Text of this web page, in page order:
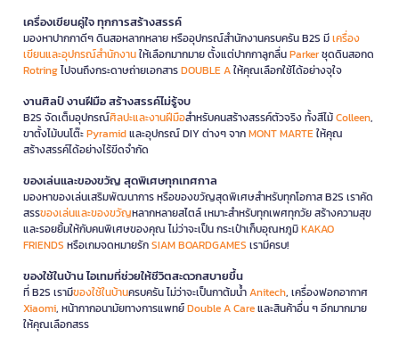
เครื่องเขียนคู่ใจ ทุกการสร้างสรรค์
มองหาปากกาดีๆ ดินสอหลากหลาย หรืออุปกรณ์สำนักงานครบครัน B2S มีเครื่อง
เขียนและอุปกรณ์สำนักงานให้เลือกมากมาย ตั้งแต่ปากกาลูกลื่นParkerชุดดินสอกด
Rotringไปจนถึงกระดาษถ่ายเอกสารDOUBLE Aให้คุณเลือกใช้ได้อย่างจุใจ
งานศิลป์ งานฝีมือ สร้างสรรค์ไม่รู้จบ
B2S จัดเต็มอุปกรณ์ศิลปะและงานฝีมือสำหรับคนสร้างสรรค์ตัวจริง ทั้งสีไม้Colleen,
ขาตั้งไม้บนโต๊ะPyramidและอุปกรณ์ DIY ต่างๆ จากMONT MARTEให้คุณ
สร้างสรรค์ได้อย่างไร้ขีดจำกัด
ของเล่นและของขวัญ สุดพิเศษทุกเทศกาล
มองหาของเล่นเสริมพัฒนาการ หรือของขวัญสุดพิเศษสำหรับทุกโอกาส B2S เราคัด
สรรของเล่นและของขวัญหลากหลายสไตล์ เหมาะสำหรับทุกเพศทุกวัย สร้างความสุข
และรอยยิ้มให้กับคนพิเศษของคุณ ไม่ว่าจะเป็น กระเป๋าเก็บอุณหภูมิKAKAO
FRIENDS หรือเกมจดหมายรักSIAM BOARDGAMES เรามีครบ!
ของใช้ในบ้าน ไอเทมที่ช่วยให้ชีวิตสะดวกสบายขึ้น
ที่ B2S เรามีของใช้ในบ้านครบครัน ไม่ว่าจะเป็นกาต้มน้ำAnitech, เครื่องฟอกอากาศ
Xiaomi, หน้ากากอนามัยทางการแพทย์Double A Careและสินค้าอื่น ๆ อีกมากมาย
ให้คุณเลือกสรร